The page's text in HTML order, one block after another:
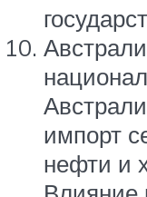
импорт
нефти и